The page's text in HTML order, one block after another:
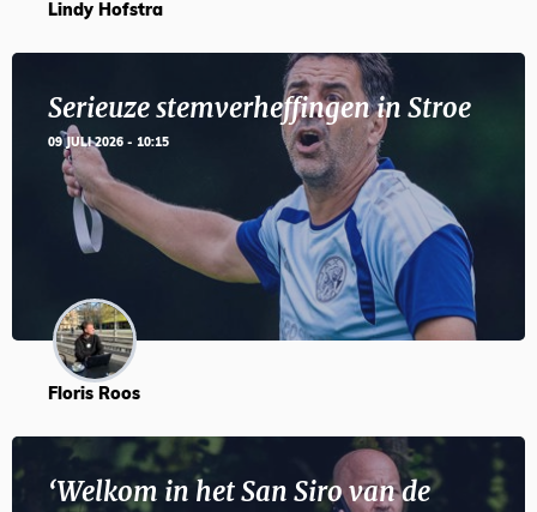
Lindy Hofstra
Serieuze stemverheffingen in Stroe
09 JULI 2026 - 10:15
Floris Roos
‘Welkom in het San Siro van de